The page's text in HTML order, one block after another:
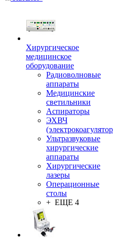
Хирургическое
медицинское
оборудование
Радиоволновые
аппараты
Медицинские
светильники
Аспираторы
ЭХВЧ
Ультразвуковые
хирургические
аппараты
Хирургические
лазеры
Операционные
столы
+ ЕЩЕ 4